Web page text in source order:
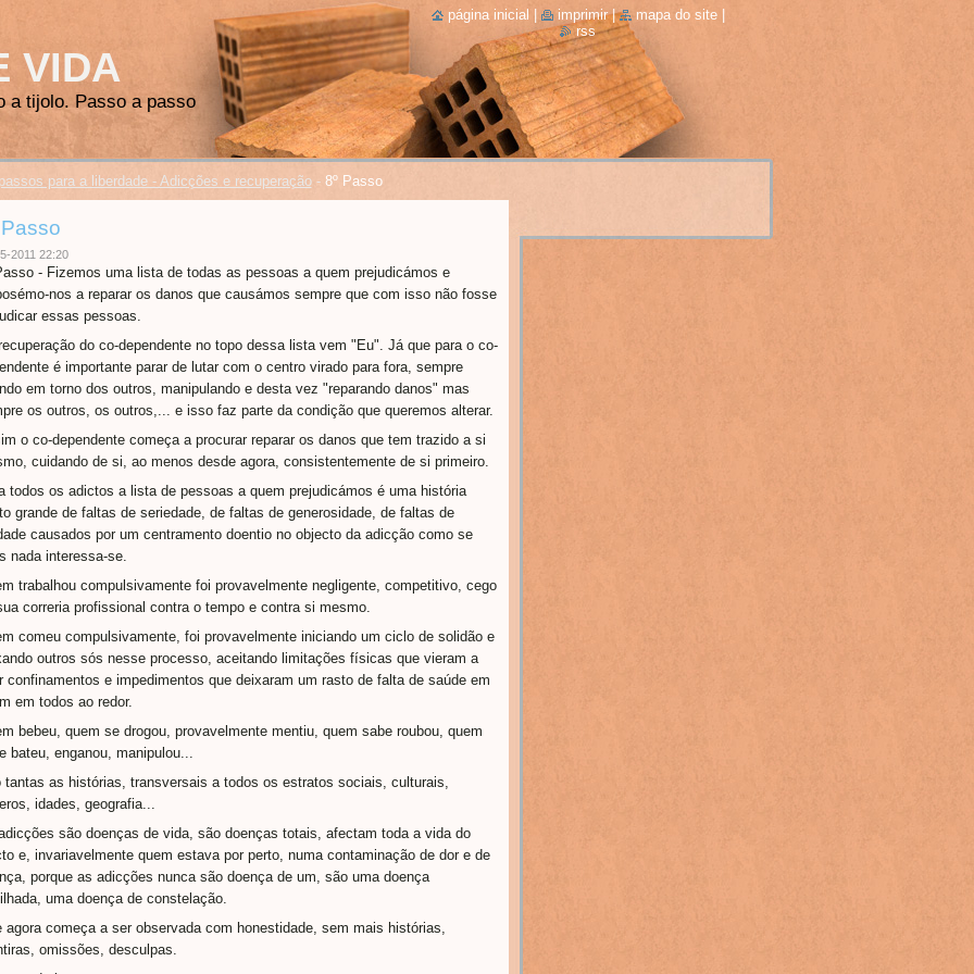
VIDA
a tijolo. Passo a passo
para a liberdade - Adicções e recuperação - 8º Passo
Passo
2011 22:20
- Fizemos uma lista de todas as pessoas a quem prejudicámos e
nos a reparar os danos que causámos sempre que com isso não fosse
essas pessoas.
do co-dependente no topo dessa lista vem "Eu". Já que para o co-
é importante parar de lutar com o centro virado para fora, sempre
em torno dos outros, manipulando e desta vez "reparando danos" mas
os outros, os outros,... e isso faz parte da condição que queremos alterar.
o co-dependente começa a procurar reparar os danos que tem trazido a si
cuidando de si, ao menos desde agora, consistentemente de si primeiro.
todos os adictos a lista de pessoas a quem prejudicámos é uma história
grande de faltas de seriedade, de faltas de generosidade, de faltas de
causados por um centramento doentio no objecto da adicção como se
nada interessa-se.
trabalhou compulsivamente foi provavelmente negligente, competitivo, cego
correria profissional contra o tempo e contra si mesmo.
comeu compulsivamente, foi provavelmente iniciando um ciclo de solidão e
outros sós nesse processo, aceitando limitações físicas que vieram a
confinamentos e impedimentos que deixaram um rasto de falta de saúde em
em todos ao redor.
bebeu, quem se drogou, provavelmente mentiu, quem sabe roubou, quem
bateu, enganou, manipulou...
tantas as histórias, transversais a todos os estratos sociais, culturais,
idades, geografia...
são doenças de vida, são doenças totais, afectam toda a vida do
e, invariavelmente quem estava por perto, numa contaminação de dor e de
porque as adicções nunca são doença de um, são uma doença
uma doença de constelação.
agora começa a ser observada com honestidade, sem mais histórias,
omissões, desculpas.
página inicial imprimir | mapa do site
rss